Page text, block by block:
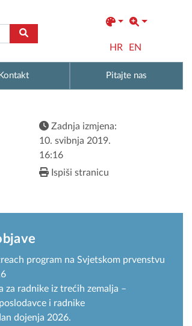
HR EN
Kontakt Pitajte nas
Zadnja izmjena:
10. svibnja 2019.
16:16
Ispiši stranicu
program na Svjetskom prvenstvu
za radnike iz trećih zemalja –
i radnike
dojenja 2026.